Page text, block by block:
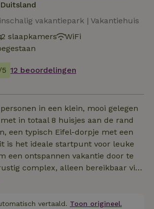
vakantiepark | Vakantiehuis
2 slaapkamers
WiFi
12 beoordelingen
in een klein, mooi gelegen
in totaal 8 huisjes aan de rand
een typisch Eifel-dorpje met een
is het ideale startpunt voor leuke
een ontspannen vakantie door te
complex, alleen bereikbaar via
voor natuurliefhebbers,
(ca. 70 m² met balkon),
vertaald. Toon origineel.